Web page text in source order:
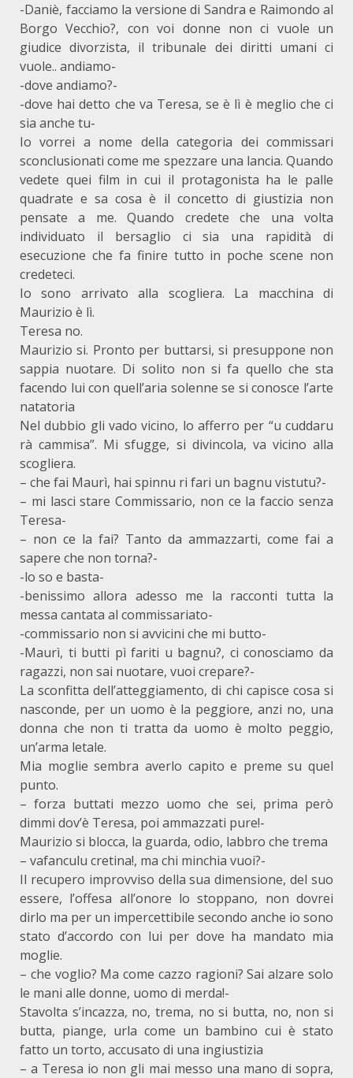
-Daniè, facciamo la versione di Sandra e Raimondo al
Borgo Vecchio?, con voi donne non ci vuole un
giudice divorzista, il tribunale dei diritti umani ci
vuole.. andiamo-
-dove andiamo?-
-dove hai detto che va Teresa, se è lì è meglio che ci
sia anche tu-
Io vorrei a nome della categoria dei commissari
sconclusionati come me spezzare una lancia. Quando
vedete quei film in cui il protagonista ha le palle
quadrate e sa cosa è il concetto di giustizia non
pensate a me. Quando credete che una volta
individuato il bersaglio ci sia una rapidità di
esecuzione che fa finire tutto in poche scene non
credeteci.
Io sono arrivato alla scogliera. La macchina di
Maurizio è lì.
Teresa no.
Maurizio si. Pronto per buttarsi, si presuppone non
sappia nuotare. Di solito non si fa quello che sta
facendo lui con quell’aria solenne se si conosce l’arte
natatoria
Nel dubbio gli vado vicino, lo afferro per “u cuddaru
rà cammisa”. Mi sfugge, si divincola, va vicino alla
scogliera.
– che fai Maurì, hai spinnu ri fari un bagnu vistutu?-
– mi lasci stare Commissario, non ce la faccio senza
Teresa-
– non ce la fai? Tanto da ammazzarti, come fai a
sapere che non torna?-
-lo so e basta-
-benissimo allora adesso me la racconti tutta la
messa cantata al commissariato-
-commissario non si avvicini che mi butto-
-Maurì, ti butti pì fariti u bagnu?, ci conosciamo da
ragazzi, non sai nuotare, vuoi crepare?-
La sconfitta dell’atteggiamento, di chi capisce cosa si
nasconde, per un uomo è la peggiore, anzi no, una
donna che non ti tratta da uomo è molto peggio,
un’arma letale.
Mia moglie sembra averlo capito e preme su quel
punto.
– forza buttati mezzo uomo che sei, prima però
dimmi dov’è Teresa, poi ammazzati pure!-
Maurizio si blocca, la guarda, odio, labbro che trema
– vafanculu cretina!, ma chi minchia vuoi?-
Il recupero improvviso della sua dimensione, del suo
essere, l’offesa all’onore lo stoppano, non dovrei
dirlo ma per un impercettibile secondo anche io sono
stato d’accordo con lui per dove ha mandato mia
moglie.
– che voglio? Ma come cazzo ragioni? Sai alzare solo
le mani alle donne, uomo di merda!-
Stavolta s’incazza, no, trema, no si butta, no, non si
butta, piange, urla come un bambino cui è stato
fatto un torto, accusato di una ingiustizia
– a Teresa io non gli mai messo una mano di sopra,